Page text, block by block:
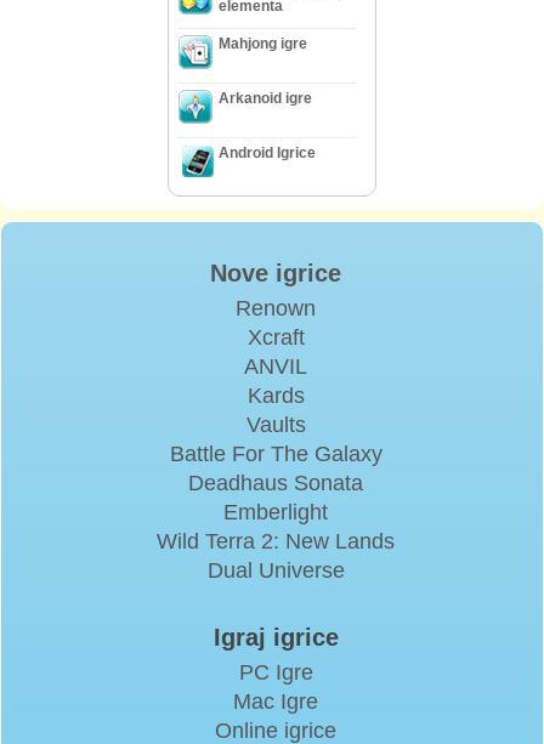
elementa
Mahjong igre
Arkanoid igre
Android Igrice
Nove igrice
Renown
Xcraft
ANVIL
Kards
Vaults
Battle For The Galaxy
Deadhaus Sonata
Emberlight
Wild Terra 2: New Lands
Dual Universe
Igraj igrice
PC Igre
Mac Igre
Online igrice